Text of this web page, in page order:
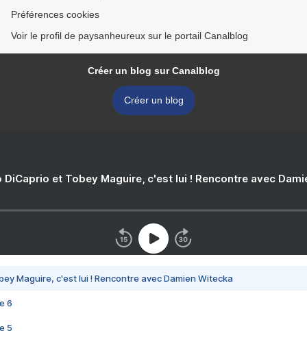
Préférences cookies
Voir le profil de paysanheureux sur le portail Canalblog
Créer un blog sur Canalblog
Créer un blog
DiCaprio et Tobey Maguire, c'est lui ! Rencontre avec
Maguire, c'est lui ! Rencontre avec Damien Witecka
6
5